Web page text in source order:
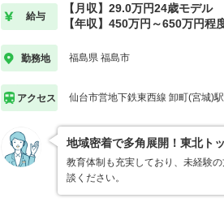
給与
【月収】29.0万円24歳モデル
【年収】450万円～650万円程
勤務地 福島県 福島市
アクセス 仙台市営地下鉄東西線 卸町(宮城)駅
地域密着で多角展開！東北ト
教育体制も充実しており、未経験
談ください。